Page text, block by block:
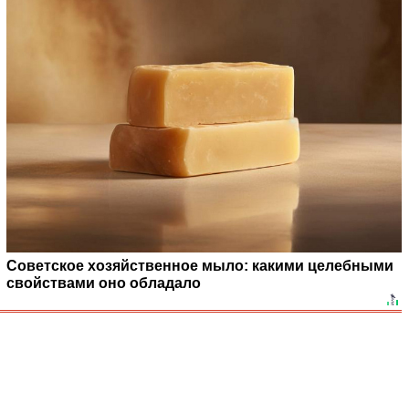
Советское хозяйственное мыло: какими целебными
свойствами оно обладало